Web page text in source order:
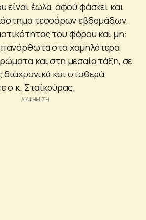
είναι έωλα, αφού φάσκει και
τεσσάρων εβδομάδων,
του φόρου και μη:
στα χαμηλότερα
και στη μεσαία τάξη, σε
διαχρονικά και σταθερά
ο κ. Σταϊκούρας.